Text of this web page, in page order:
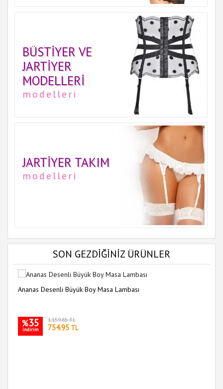
BÜSTIYER VE
JARTIYER
MODELLERI
modelleri
JARTIYER TAKIM
modelleri
SON GEZDİĞİNİZ ÜRÜNLER
Ananas Desenli Büyük Boy Masa Lambası
%35
indirim
1,159.85 TL
754.95 TL